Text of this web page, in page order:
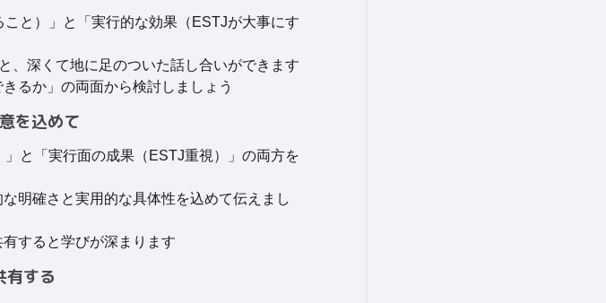
と）」と「実行的な効果（ESTJが大事にす
、深くて地に足のついた話し合いができます
るか」の両面から検討しましょう
を込めて
と「実行面の成果（ESTJ重視）」の両方を
明確さと実用的な具体性を込めて伝えまし
すると学びが深まります
有する